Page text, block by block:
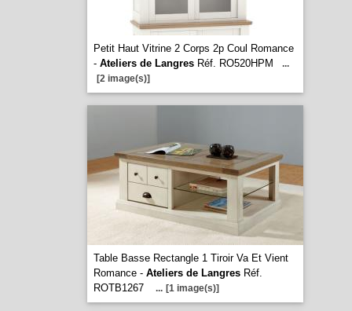
Petit Haut Vitrine 2 Corps 2p Coul Romance
- Ateliers de LangresRéf. RO520HPM
...
[2 image(s)]
Table Basse Rectangle 1 Tiroir Va Et Vient
Romance - Ateliers de LangresRéf.
ROTB1267
... [1 image(s)]